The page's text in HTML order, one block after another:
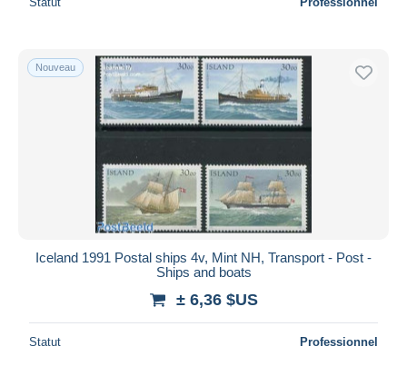
Nouveau
Iceland 1991 Postal ships 4v, Mint NH, Transport - Post -
Ships and boats
± 6,36 $US
Statut Professionnel